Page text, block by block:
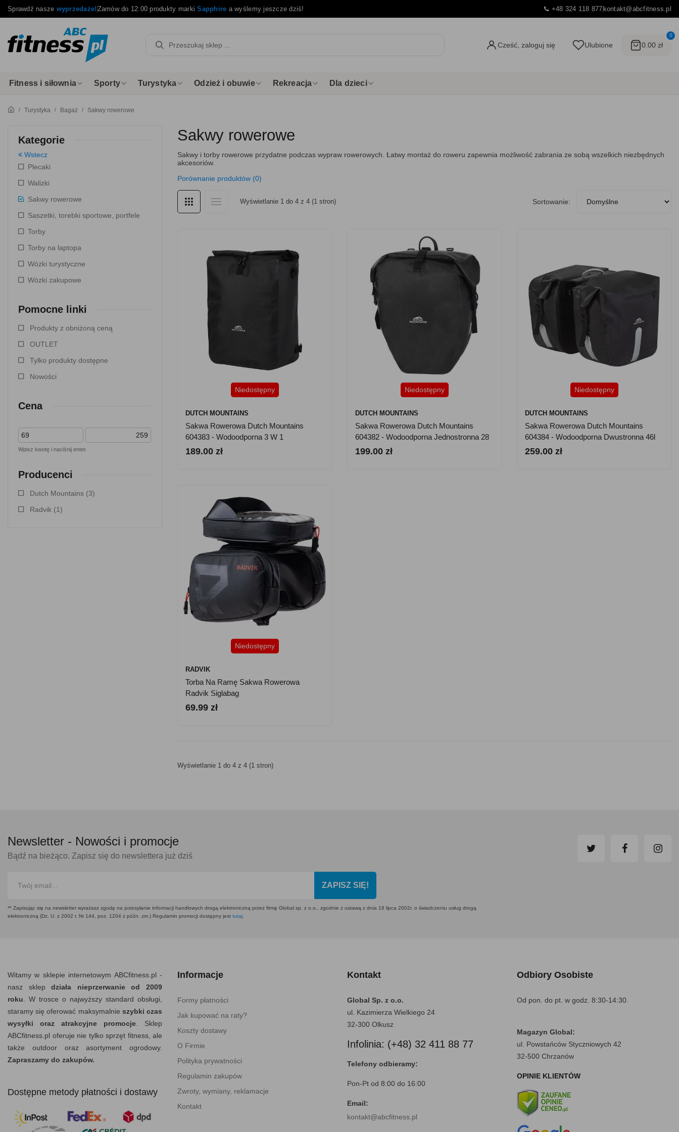
Sprawdź nasze wyprzedaże!Zamów do 12:00 produkty markiSapphire a wyślemy jeszcze dziś! +48 324 118 877kontakt@abcfitness.pl
Cześć, zaloguj się Ulubione
0
0.00 zł
Fitness i siłownia Sporty Turystyka Odzież i obuwie Rekreacja Dla dzieci
Turystyka Bagaż Sakwy rowerowe
Kategorie
Wstecz
Plecaki
Walizki
Sakwy rowerowe
Saszetki, torebki sportowe, portfele
Torby
Torby na laptopa
Wózki turystyczne
Wózki zakupowe
Pomocne linki
Produkty z obniżoną ceną
OUTLET
Tylko produkty dostępne
Nowości
Cena
Wpisz kwotę i naciśnij enter.
Producenci
Dutch Mountains (3)
Radvik (1)
Sakwy rowerowe
Sakwy i torby rowerowe przydatne podczas wypraw rowerowych. Łatwy montaż do roweru zapewnia możliwość zabrania ze sobą wszelkich niezbędnych
akcesoriów.
Porównanie produktów (0)
Wyświetlanie 1 do 4 z 4 (1 stron) Sortowanie:
Niedostępny
DUTCH MOUNTAINS
Sakwa Rowerowa Dutch Mountains
604383 - Wodoodporna 3 W 1
189.00 zł
Niedostępny
DUTCH MOUNTAINS
Sakwa Rowerowa Dutch Mountains
604382 - Wodoodporna Jednostronna 28
L
199.00 zł
Niedostępny
DUTCH MOUNTAINS
Sakwa Rowerowa Dutch Mountains
604384 - Wodoodporna Dwustronna 46l
259.00 zł
Niedostępny
RADVIK
Torba Na Ramę Sakwa Rowerowa
Radvik Siglabag
69.99 zł
Wyświetlanie 1 do 4 z 4 (1 stron)
Newsletter - Nowości i promocje
Bądź na bieżąco. Zapisz się do newslettera już dziś
ZAPISZ SIĘ!
** Zapisując się na newsletter wyrażasz zgodę na przesyłanie informacji handlowych drogą elektroniczną przez firmę Global sp. z o.o., zgodnie z ustawą z dnia 18 lipca 2002r. o świadczeniu usług drogą
elektroniczną (Dz. U. z 2002 r. Nr 144, poz. 1204 z późn. zm.) Regulamin promocji dostępny jest tutaj
Witamy w sklepie internetowym ABCfitness.pl -
nasz sklepdziała nieprzerwanie od 2009
roku . W trosce o najwyższy standard obsługi,
staramy się oferować maksymalnie szybki czas
wysyłki oraz atrakcyjne promocje . Sklep
ABCfitness.pl oferuje nie tylko sprzęt fitness, ale
także outdoor oraz asortyment ogrodowy.
Zapraszamy do zakupów.
Dostępne metody płatności i dostawy
Informacje
Formy płatności
Jak kupować na raty?
Koszty dostawy
O Firmie
Polityka prywatności
Regulamin zakupów
Zwroty, wymiany, reklamacje
Kontakt
Kontakt
Global Sp. z o.o.
ul. Kazimierza Wielkiego 24
32-300 Olkusz
Infolinia: (+48) 32 411 88 77
Telefony odbieramy:
Pon-Pt od 8:00 do 16:00
Email:
kontakt@abcfitness.pl
Odbiory Osobiste
Od pon. do pt. w godz. 8:30-14:30.
Magazyn Global:
ul. Powstańców Styczniowych 42
32-500 Chrzanów
OPINIE KLIENTÓW